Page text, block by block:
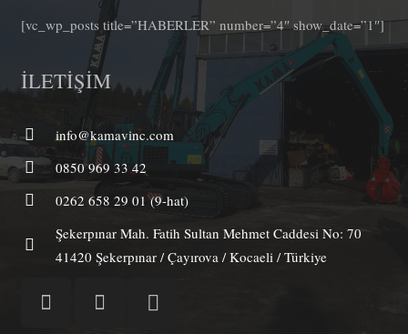
[vc_wp_posts title=”HABERLER” number=”4″ show_date=”1″]
İLETİŞİM
info@kamavinc.com
0850 969 33 42
0262 658 29 01 (9-hat)
Şekerpınar Mah. Fatih Sultan Mehmet Caddesi No: 70
41420 Şekerpınar / Çayırova / Kocaeli / Türkiye